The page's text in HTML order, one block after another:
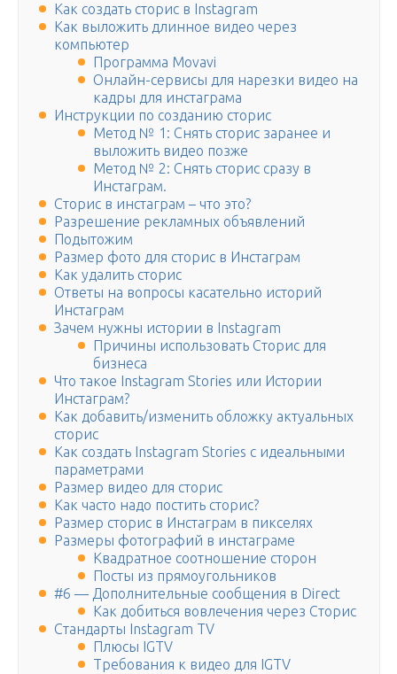
Как создать сторис в Instagram
Как выложить длинное видео через
компьютер
Программа Movavi
Онлайн-сервисы для нарезки видео на
кадры для инстаграма
Инструкции по созданию сторис
Метод № 1: Снять сторис заранее и
выложить видео позже
Метод № 2: Снять сторис сразу в
Инстаграм.
Сторис в инстаграм – что это?
Разрешение рекламных объявлений
Подытожим
Размер фото для сторис в Инстаграм
Как удалить сторис
Ответы на вопросы касательно историй
Инстаграм
Зачем нужны истории в Instagram
Причины использовать Сторис для
бизнеса
Что такое Instagram Stories или Истории
Инстаграм?
Как добавить/изменить обложку актуальных
сторис
Как создать Instagram Stories с идеальными
параметрами
Размер видео для сторис
Как часто надо постить сторис?
Размер сторис в Инстаграм в пикселях
Размеры фотографий в инстаграме
Квадратное соотношение сторон
Посты из прямоугольников
#6 — Дополнительные сообщения в Direct
Как добиться вовлечения через Сторис
Стандарты Instagram TV
Плюсы IGTV
Требования к видео для IGTV